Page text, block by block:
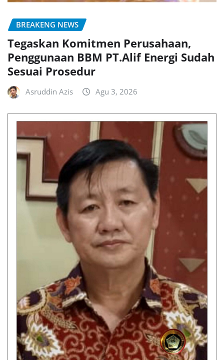
BREAKENG NEWS
Tegaskan Komitmen Perusahaan,
Penggunaan BBM PT.Alif Energi Sudah
Sesuai Prosedur
Asruddin Azis Agu 3, 2026